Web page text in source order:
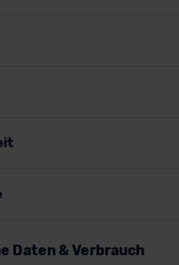
Daten & Verbrauch